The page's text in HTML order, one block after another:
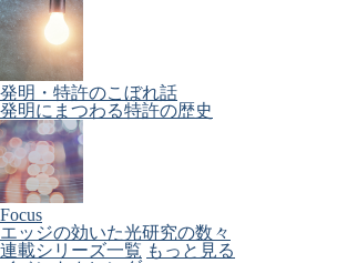
発明・特許のこぼれ話
発明にまつわる特許の歴史
Focus
エッジの効いた光研究の数々
連載シリーズ一覧 もっと見る